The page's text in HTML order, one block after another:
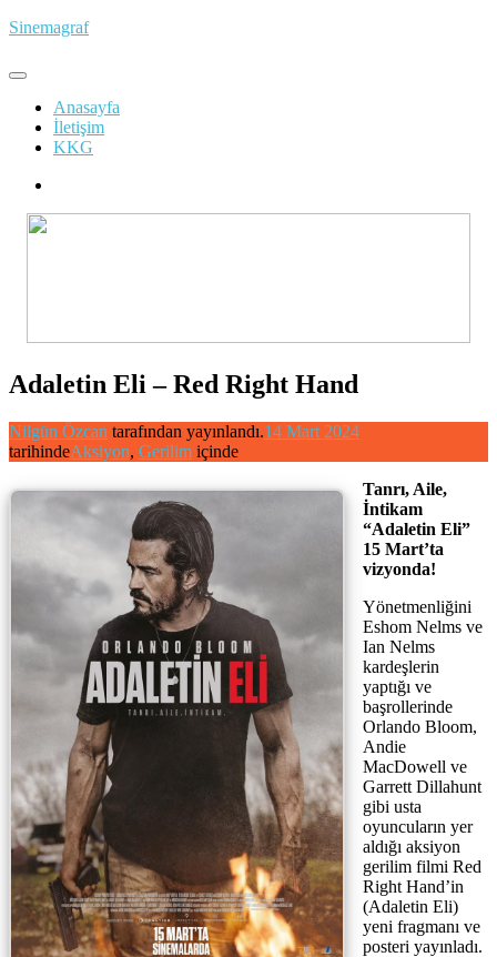
İçeriğe
Sinemagraf
Anasayfa
İletişim
KKG
Adaletin Eli – Red Right Hand
Nilgün Özcan tarafından yayınlandı.14 Mart 2024
tarihindeAksiyon, Gerilim içinde
Tanrı, Aile,
İntikam
“Adaletin Eli”
15 Mart’ta
vizyonda!
Yönetmenliğini
Eshom Nelms ve
Ian Nelms
kardeşlerin
yaptığı ve
başrollerinde
Orlando Bloom,
Andie
MacDowell ve
Garrett Dillahunt
gibi usta
oyuncuların yer
aldığı aksiyon
gerilim filmi Red
Right Hand’in
(Adaletin Eli)
yeni fragmanı ve
posteri yayınladı.